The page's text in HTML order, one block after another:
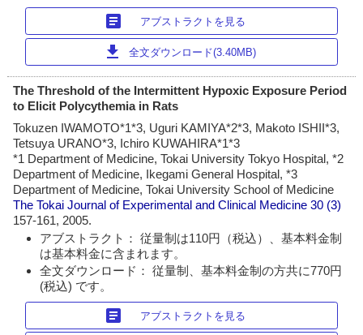
article アブストラクトを見る
download 全文ダウンロード(3.40MB)
The Threshold of the Intermittent Hypoxic Exposure Period
to Elicit Polycythemia in Rats
Tokuzen IWAMOTO*1*3, Uguri KAMIYA*2*3, Makoto ISHII*3,
Tetsuya URANO*3, Ichiro KUWAHIRA*1*3
*1 Department of Medicine, Tokai University Tokyo Hospital, *2
Department of Medicine, Ikegami General Hospital, *3
Department of Medicine, Tokai University School of Medicine
The Tokai Journal of Experimental and Clinical Medicine 30 (3)
157-161, 2005.
アブストラクト： 従量制は110円（税込）、基本料金制
は基本料金に含まれます。
全文ダウンロード： 従量制、基本料金制の方共に770円
(税込) です。
article アブストラクトを見る